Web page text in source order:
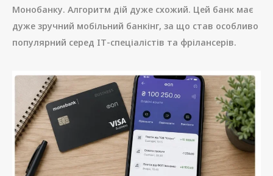
Монобанку. Алгоритм дій дуже схожий. Цей банк має
дуже зручний мобільний банкінг, за що став особливо
популярний серед ІТ-спеціалістів та фрілансерів.